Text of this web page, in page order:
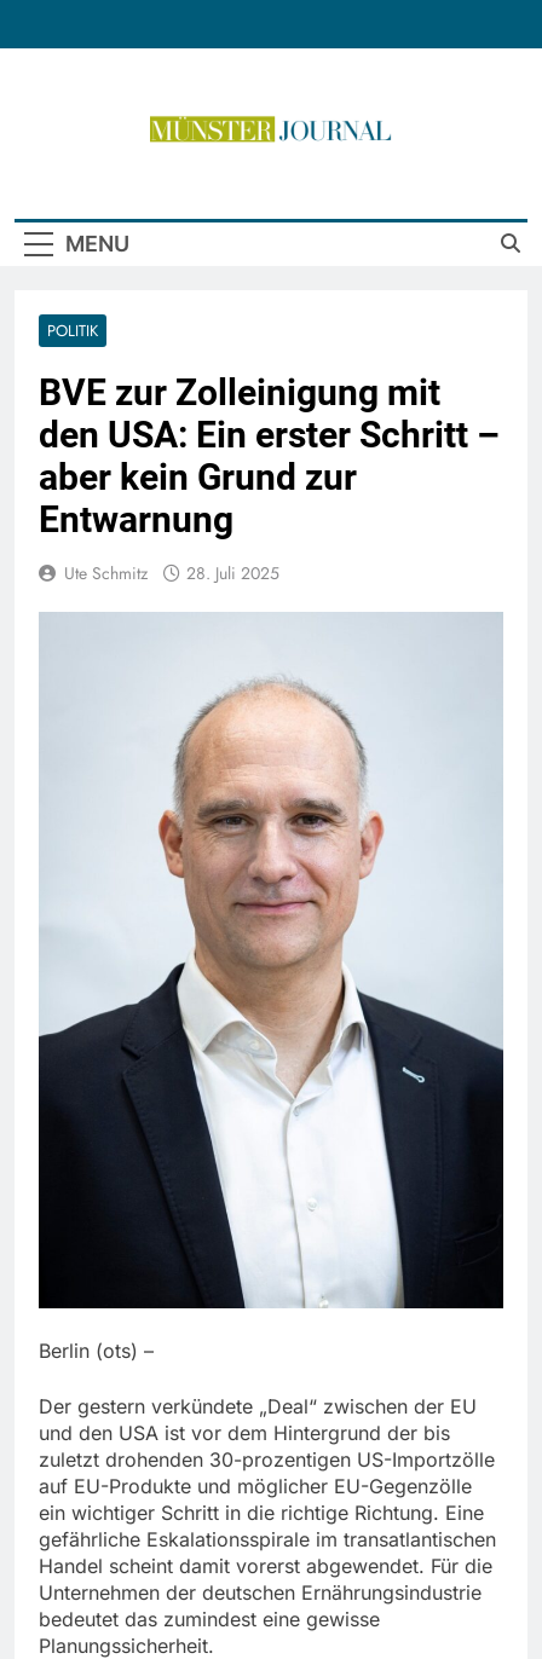
MENU
POLITIK
BVE zur Zolleinigung mit
den USA: Ein erster Schritt –
aber kein Grund zur
Entwarnung
Ute Schmitz 28. Juli 2025
Berlin (ots) –
Der gestern verkündete „Deal“ zwischen der EU
und den USA ist vor dem Hintergrund der bis
zuletzt drohenden 30-prozentigen US-Importzölle
auf EU-Produkte und möglicher EU-Gegenzölle
ein wichtiger Schritt in die richtige Richtung. Eine
gefährliche Eskalationsspirale im transatlantischen
Handel scheint damit vorerst abgewendet. Für die
Unternehmen der deutschen Ernährungsindustrie
bedeutet das zumindest eine gewisse
Planungssicherheit.